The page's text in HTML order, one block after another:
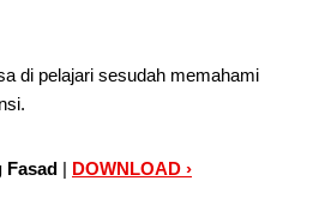
di pelajari sesudah memahami
Fasad | DOWNLOAD ›